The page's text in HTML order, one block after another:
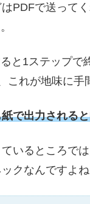
PDFで送って
と1ステップ
れが地味に手
で出力される
いるところで
クなんですよね